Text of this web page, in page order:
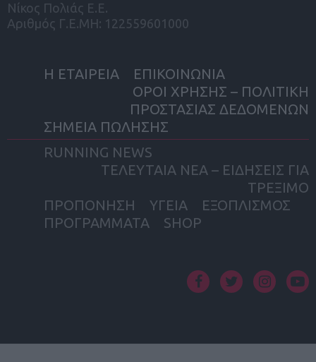
Νίκος Πολιάς Ε.Ε.
Αριθμός Γ.Ε.ΜΗ: 122559601000
Η ΕΤΑΙΡΕΙΑ
ΕΠΙΚΟΙΝΩΝΙΑ
ΟΡΟΙ ΧΡΗΣΗΣ – ΠΟΛΙΤΙΚΗ
ΠΡΟΣΤΑΣΙΑΣ ΔΕΔΟΜΕΝΩΝ
ΣΗΜΕΙΑ ΠΩΛΗΣΗΣ
RUNNING NEWS
ΤΕΛΕΥΤΑΙΑ ΝΕΑ – ΕΙΔΗΣΕΙΣ ΓΙΑ
ΤΡΕΞΙΜΟ
ΠΡΟΠΟΝΗΣΗ
ΥΓΕΙΑ
ΕΞΟΠΛΙΣΜΟΣ
ΠΡΟΓΡΑΜΜΑΤΑ
SHOP